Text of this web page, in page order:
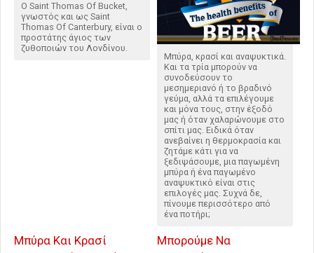
Ο Saint Thomas Of Bucket,
γνωστός και ως Saint
Thomas Of Canterbury, είναι ο
προστάτης άγιος των
ζυθοποιών του Λονδίνου.
Μπύρα, κρασί και αναψυκτικά.
Και τα τρία μπορούν να
συνοδεύσουν το
μεσημεριανό ή το βραδινό
γεύμα, αλλά τα επιλέγουμε
και μόνα τους, στην έξοδό
μας ή όταν χαλαρώνουμε στο
σπίτι μας. Ειδικά όταν
ανεβαίνει η θερμοκρασία και
ζητάμε κάτι για να
ξεδιψάσουμε, μια παγωμένη
μπύρα ή ένα παγωμένο
αναψυκτικό είναι στις
επιλογές μας. Συχνά δε,
πίνουμε περισσότερο από
ένα ποτήρι;
Μπύρα Και Κρασί
Μπορούμε Να